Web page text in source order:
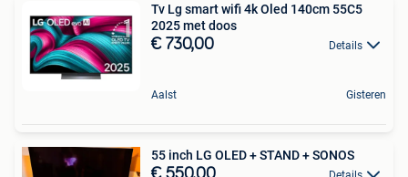
Tv Lg smart wifi 4k Oled 140cm 55C5
2025 met doos
€ 730,00 Details
Aalst Gisteren
55 inch LG OLED + STAND + SONOS